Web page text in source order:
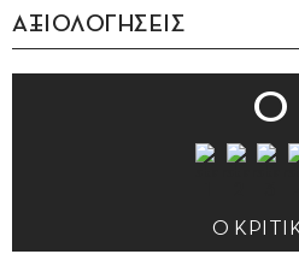
ΑΞΙΟΛΟΓΗΣΕΙΣ
0
0